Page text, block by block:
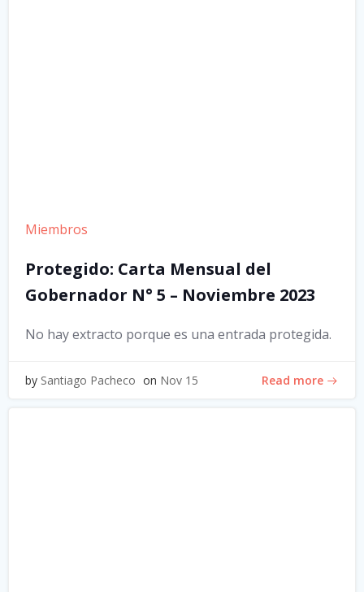
Miembros
Protegido: Carta Mensual del
Gobernador N° 5 – Noviembre 2023
No hay extracto porque es una entrada protegida.
by Santiago Pacheco on Nov 15 Read more